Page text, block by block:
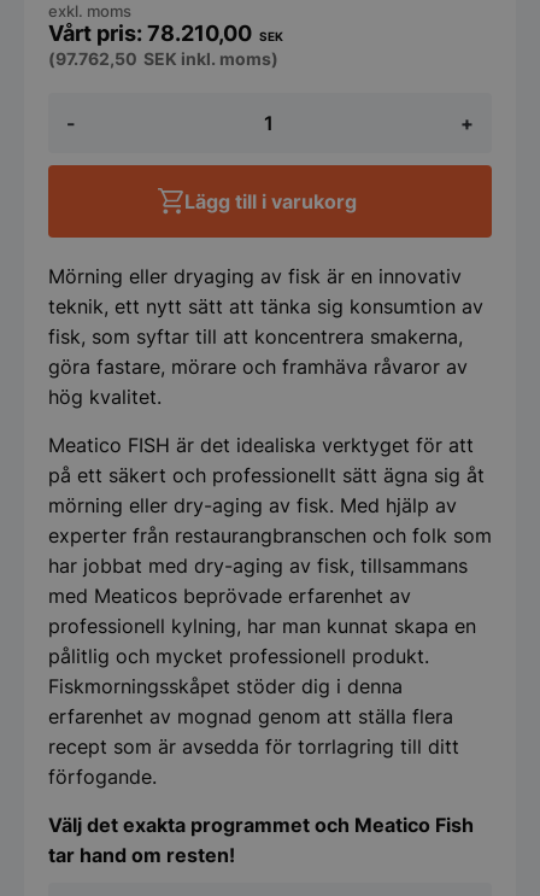
-
700
-
750x850x2080mm
+
78.210,00 SEK
exkl. moms
(97.762,50 SEK inkl. moms)
Lägg till i varukorg
Mörning eller dryaging av fisk är en innovativ
teknik, ett nytt sätt att tänka sig konsumtion av
fisk, som syftar till att koncentrera smakerna,
göra fastare, mörare och framhäva råvaror av
hög kvalitet.
Meatico FISH är det idealiska verktyget för att
på ett säkert och professionellt sätt ägna sig åt
mörning eller dry-aging av fisk. Med hjälp av
experter från restaurangbranschen och folk som
har jobbat med dry-aging av fisk, tillsammans
med Meaticos beprövade erfarenhet av
professionell kylning, har man kunnat skapa en
pålitlig och mycket professionell produkt.
Fiskmorningsskåpet stöder dig i denna
erfarenhet av mognad genom att ställa flera
recept som är avsedda för torrlagring till ditt
förfogande.
Välj det exakta programmet och Meatico Fish
tar hand om resten!